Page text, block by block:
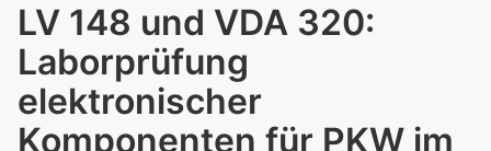
LV 148 und VDA 320:
Laborprüfung
elektronischer
Komponenten für PKW im